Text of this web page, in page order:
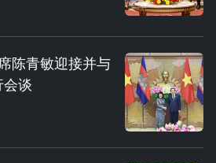
陈青敏迎接并与
谈